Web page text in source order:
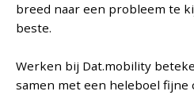
breed naar een probleem te
beste.
Werken bij Dat.mobility
samen met een heleboel fijne